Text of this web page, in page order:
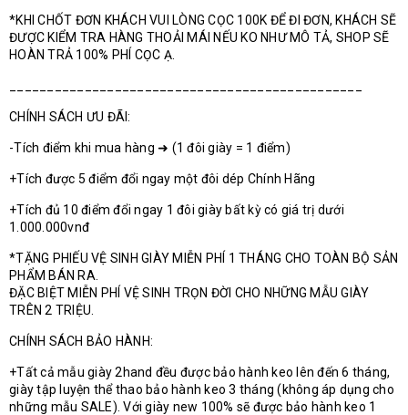
*KHI CHỐT ĐƠN KHÁCH VUI LÒNG CỌC 100K ĐỂ ĐI ĐƠN, KHÁCH SẼ
ĐƯỢC KIỂM TRA HÀNG THOẢI MÁI NẾU KO NHƯ MÔ TẢ, SHOP SẼ
HOÀN TRẢ 100% PHÍ CỌC Ạ.
CHÍNH SÁCH ƯU ĐÃI:
-Tích điểm khi mua hàng ➜ (1 đôi giày = 1 điểm)
+Tích được 5 điểm đổi ngay một đôi dép Chính Hãng
+Tích đủ 10 điểm đổi ngay 1 đôi giày bất kỳ có giá trị dưới
1.000.000vnđ
*TẶNG PHIẾU VỆ SINH GIÀY MIỄN PHÍ 1 THÁNG CHO TOÀN BỘ SẢN
PHẨM BÁN RA.
ĐẶC BIỆT MIỄN PHÍ VỆ SINH TRỌN ĐỜI CHO NHỮNG MẪU GIÀY
TRÊN 2 TRIỆU.
CHÍNH SÁCH BẢO HÀNH:
+Tất cả mẫu giày 2hand đều được bảo hành keo lên đến 6 tháng,
giày tập luyện thể thao bảo hành keo 3 tháng (không áp dụng cho
những mẫu SALE). Với giày new 100% sẽ được bảo hành keo 1